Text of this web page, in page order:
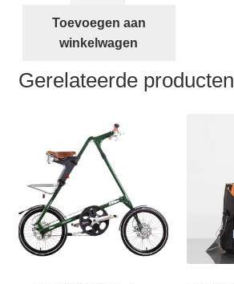
frame
telefoonhoesje
opbergtasje
Toevoegen aan
winkelwagen
Gerelateerde producten